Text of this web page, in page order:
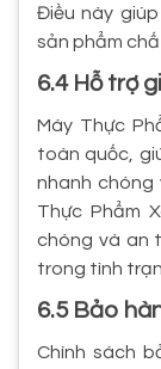
Điều này
sản phẩm
6.4 Hỗ trợ
Máy Thực
toàn quốc,
nhanh chóng
Thực Phẩm
chóng và an
trong tình
6.5 Bảo
Chính sách